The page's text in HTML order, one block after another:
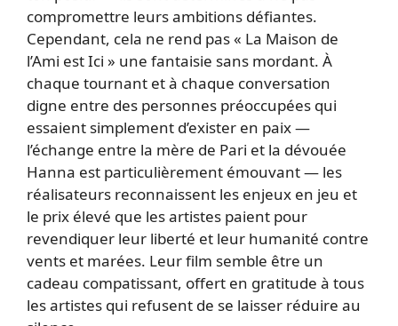
compromettre leurs ambitions défiantes.
Cependant, cela ne rend pas « La Maison de
l’Ami est Ici » une fantaisie sans mordant. À
chaque tournant et à chaque conversation
digne entre des personnes préoccupées qui
essaient simplement d’exister en paix —
l’échange entre la mère de Pari et la dévouée
Hanna est particulièrement émouvant — les
réalisateurs reconnaissent les enjeux en jeu et
le prix élevé que les artistes paient pour
revendiquer leur liberté et leur humanité contre
vents et marées. Leur film semble être un
cadeau compatissant, offert en gratitude à tous
les artistes qui refusent de se laisser réduire au